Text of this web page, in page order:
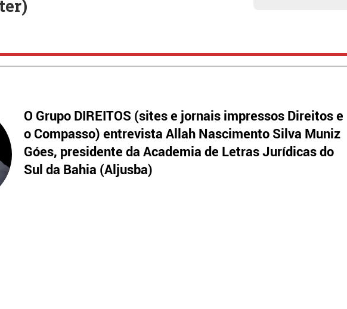
O Grupo DIREITOS (sites e jornais impressos Direitos e
o Compasso) entrevista Allah Nascimento Silva Muniz
Góes, presidente da Academia de Letras Jurídicas do
Sul da Bahia (Aljusba)